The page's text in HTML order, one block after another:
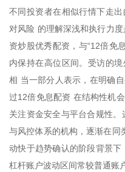
不同投资者在相似行情下走
对风险 的理解深浅和执行力
资炒股优秀配资，与“12倍免
内保持在高位区间。受访的
相 当一部分人表示，在明确
过12倍免息配资 在结构性机
关注资金安全与平台合规性
与风控体系的机构，逐渐在同
动快于趋势确认的阶段背景下
杠杆账户波动区间常较普通账